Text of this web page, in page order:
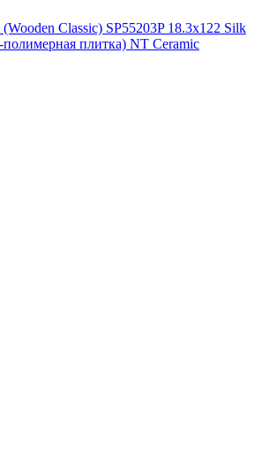
(Wooden Classic) SP55203P 18.3х122 Silk
плитка) NT Ceramic